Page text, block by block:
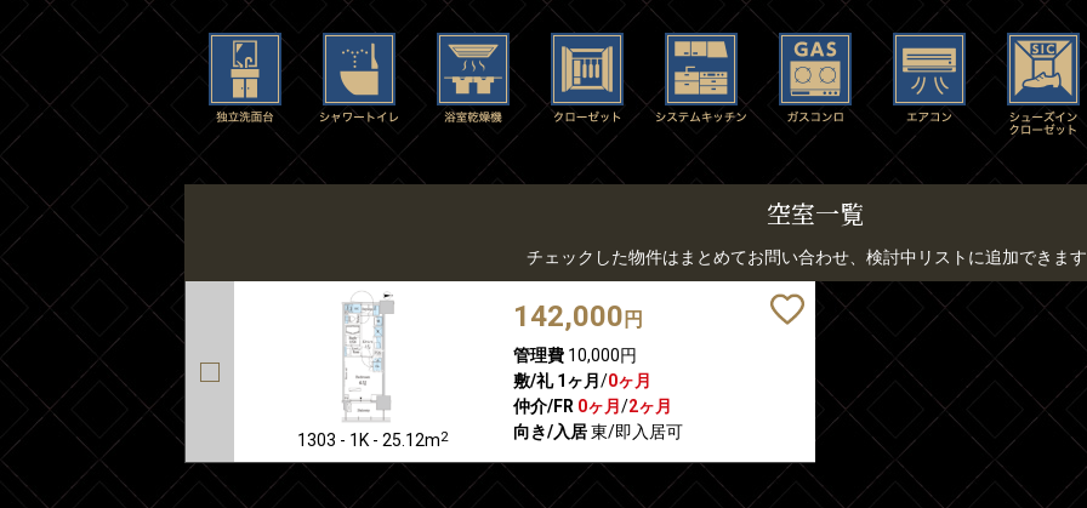
空室一覧
チェックした物件はまとめてお問い合わせ、検討中リストに追加できま
1303 - 1K - 25.12m2
142,000 円
管理費10,000円
敷/礼 1ヶ月 /0ヶ月
仲介/FR 0ヶ月 /2ヶ月
向き/入居東/即入居可